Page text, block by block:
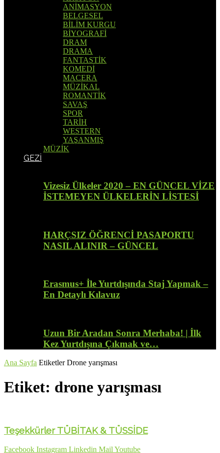
ANİMASYON
BELGESEL
BİLİM KURGU
BİYOGRAFİ
DRAM
DRAMA
FANTASTİK
KOMEDİ
MACERA
MÜZİKAL
ROMANTİK
SAVAŞ
SPOR
TARİH
WESTERN
YAŞANMIŞ
MÜZİK
GEZİ
Vizesiz Ülkeler 2020 – EN GÜNCEL VİZE
İSTEMEYEN ÜLKELERİN LİSTESİ
HARÇSIZ ÖĞRENCİ PASAPORTU
NASIL ALINIR – GÜNCEL
Erasmus+ İle Yurtdışında Staj Yapmak –
En Detaylı Kılavuz
Uzun Bir Aradan Sonra Merhaba! | İlk
Kez Yurtdışına Çıkmak ve…
Ana Sayfa Etiketler Drone yarışması
Etiket: drone yarışması
Teşekkürler TÜBİTAK & TÜSSİDE
Facebook Instagram Linkedin Mail Youtube